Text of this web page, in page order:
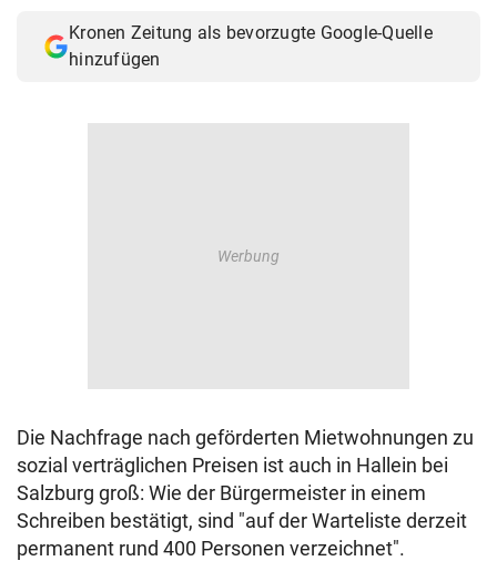
Kronen Zeitung als bevorzugte Google-Quelle
hinzufügen
Die Nachfrage nach geförderten Mietwohnungen zu
sozial verträglichen Preisen ist auch in Hallein bei
Salzburg groß: Wie der Bürgermeister in einem
Schreiben bestätigt, sind "auf der Warteliste derzeit
permanent rund 400 Personen verzeichnet".